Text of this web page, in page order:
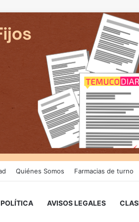
Quiénes Somos Farmacias de turno
POLÍTICA AVISOS LEGALES